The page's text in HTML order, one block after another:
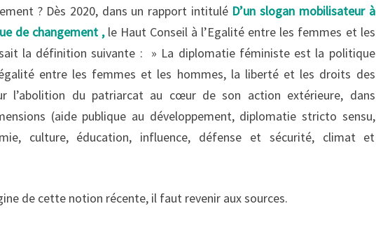
? Dès 2020, dans un rapport intitulé D’un slogan mobilisateur à
de changement , le Haut Conseil à l’Egalité entre les femmes et les
la définition suivante : » La diplomatie féministe est la politique
entre les femmes et les hommes, la liberté et les droits des
l’abolition du patriarcat au cœur de son action extérieure, dans
(aide publique au développement, diplomatie stricto sensu,
culture, éducation, influence, défense et sécurité, climat et
de cette notion récente, il faut revenir aux sources.